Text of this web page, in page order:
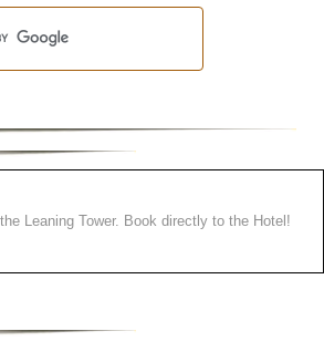
Leaning Tower. Book directly to the Hotel!